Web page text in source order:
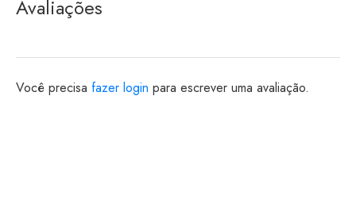
Avaliações
Você precisa fazer login para escrever uma avaliação.